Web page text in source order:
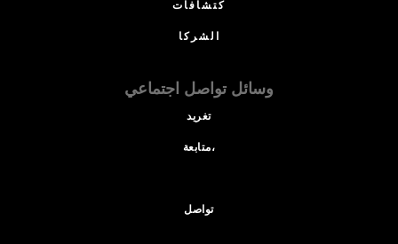
كتشافات
الشركا
وسائل تواصل اجتماعي
تغريد
متابعة،
تواصل